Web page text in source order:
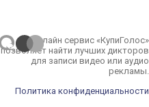
Онлайн сервис «КупиГолос»
позволяет найти лучших дикторов
для записи видео или аудио
рекламы.
Политика конфиденциальности